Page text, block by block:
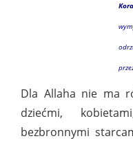
Dla Allaha nie ma
dziećmi,
bezbronnymi